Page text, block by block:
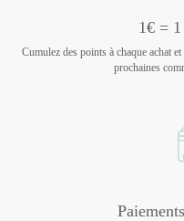
1€ =
Cumulez des points à chaque achat
prochaines